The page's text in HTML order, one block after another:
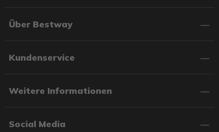
Über Bestway
Kundenservice
Weitere Informationen
Social Media